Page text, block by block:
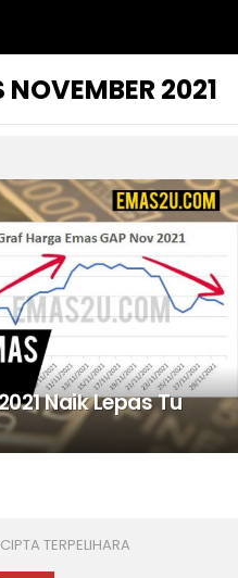
2021
Naik Lepas Tu
TERPELIHARA